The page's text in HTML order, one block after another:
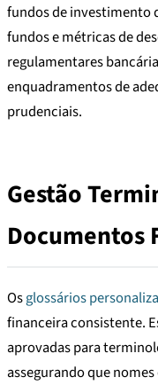
fundos de investimento
fundos e métricas de
regulamentares
enquadramentos de
prudenciais.
Gestão
Documentos
Osglossários
financeira consistente.
aprovadas para
assegurando que